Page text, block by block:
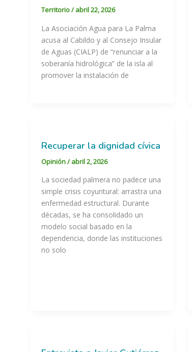
Territorio/ abril 22, 2026
La Asociación Agua para La Palma
acusa al Cabildo y al Consejo Insular
de Aguas (CIALP) de “renunciar a la
soberanía hidrológica” de la isla al
promover la instalación de
Recuperar la dignidad cívica
Opinión/ abril 2, 2026
La sociedad palmera no padece una
simple crisis coyuntural: arrastra una
enfermedad estructural. Durante
décadas, se ha consolidado un
modelo social basado en la
dependencia, donde las instituciones
no solo